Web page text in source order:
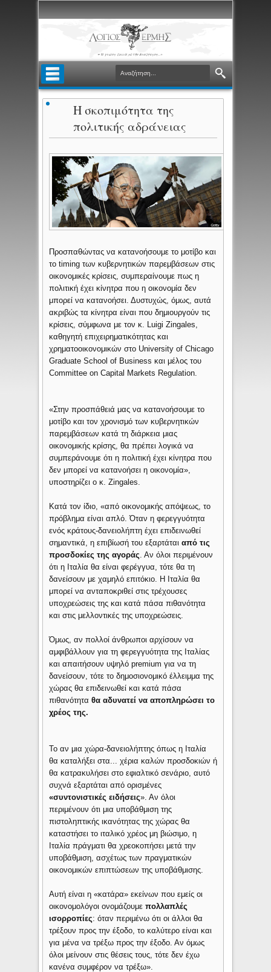
Η σκοπιμότητα της
πολιτικής αδράνειας
Προσπαθώντας να κατανοήσουμε το μοτίβο και
το timing των κυβερνητικών παρεμβάσεων στις
οικονομικές κρίσεις, συμπεραίνουμε πως η
πολιτική έχει κίνητρα που η οικονομία δεν
μπορεί να κατανοήσει. Δυστυχώς, όμως, αυτά
ακριβώς τα κίνητρα είναι που δημιουργούν τις
κρίσεις, σύμφωνα με τον κ. Luigi Zingales,
καθηγητή επιχειρηματικότητας και
χρηματοοικονομικών στο University of Chicago
Graduate School of Business και μέλος του
Committee on Capital Markets Regulation.
«Στην προσπάθειά μας να κατανοήσουμε το
μοτίβο και τον χρονισμό των κυβερνητικών
παρεμβάσεων κατά τη διάρκεια μιας
οικονομικής κρίσης, θα πρέπει λογικά να
συμπεράνουμε ότι η πολιτική έχει κίνητρα που
δεν μπορεί να κατανοήσει η οικονομία»,
υποστηρίζει ο κ. Zingales.
Κατά τον ίδιο, «από οικονομικής απόψεως, το
πρόβλημα είναι απλό. Όταν η φερεγγυότητα
ενός κράτους-δανειολήπτη έχει επιδεινωθεί
σημαντικά, η επιβίωσή του εξαρτάταιαπό τις
προσδοκίες της αγοράς . Αν όλοι περιμένουν
ότι η Ιταλία θα είναι φερέγγυα, τότε θα τη
δανείσουν με χαμηλό επιτόκιο. Η Ιταλία θα
μπορεί να ανταποκριθεί στις τρέχουσες
υποχρεώσεις της και κατά πάσα πιθανότητα
και στις μελλοντικές της υποχρεώσεις.
Όμως, αν πολλοί άνθρωποι αρχίσουν να
αμφιβάλλουν για τη φερεγγυότητα της Ιταλίας
και απαιτήσουν υψηλό premium για να τη
δανείσουν, τότε το δημοσιονομικό έλλειμμα της
χώρας θα επιδεινωθεί και κατά πάσα
πιθανότηταθα αδυνατεί να αποπληρώσει το
χρέος της.
Το αν μια χώρα-δανειολήπτης όπως η Ιταλία
θα καταλήξει στα... χέρια καλών προσδοκιών ή
θα κατρακυλήσει στο εφιαλτικό σενάριο, αυτό
συχνά εξαρτάται από ορισμένες
«συντονιστικές ειδήσεις». Αν όλοι
περιμένουν ότι μια υποβάθμιση της
πιστοληπτικής ικανότητας της χώρας θα
καταστήσει το ιταλικό χρέος μη βιώσιμο, η
Ιταλία πράγματι θα χρεοκοπήσει μετά την
υποβάθμιση, ασχέτως των πραγματικών
οικονομικών επιπτώσεων της υποβάθμισης.
Αυτή είναι η «κατάρα» εκείνων που εμείς οι
οικονομολόγοι ονομάζουμεπολλαπλές
ισορροπίες: όταν περιμένω ότι οι άλλοι θα
τρέξουν προς την έξοδο, το καλύτερο είναι και
για μένα να τρέξω προς την έξοδο. Αν όμως
όλοι μείνουν στις θέσεις τους, τότε δεν έχω
κανένα συμφέρον να τρέξω».